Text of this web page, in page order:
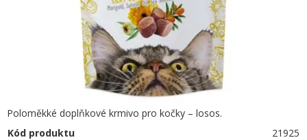
Poloměkké doplňkové krmivo pro kočky – losos.
Kód produktu
21925